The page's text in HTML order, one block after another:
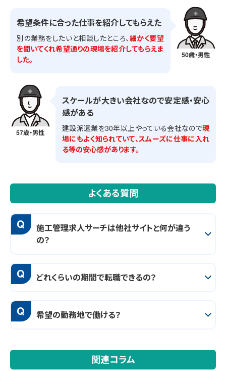
50歳・男性
希望条件に合った仕事を紹介してもらえた
別の業務をしたいと相談したところ、 細かく要望
を聞いてくれ希望通りの現場を紹介してもらえま
した。
57歳・男性
スケールが大きい会社なので安定感・安心
感がある
建設派遣業を30年以上やっている会社なので現
場にもよく知られていて、スムーズに仕事に入れ
る等の安心感があります。
よくある質問
Q
施工管理求人サーチは他社サイトと何が違う
の？
Q どれくらいの期間で転職できるの？
Q 希望の勤務地で働ける？
関連コラム